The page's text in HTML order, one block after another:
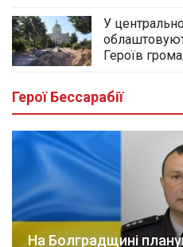
У
Героїв
Герої Бессарабії
На Болградщині